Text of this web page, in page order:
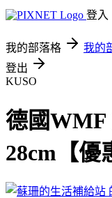
登入
我的部落格 我的
登出
KUSO
德國WMF
28cm【優